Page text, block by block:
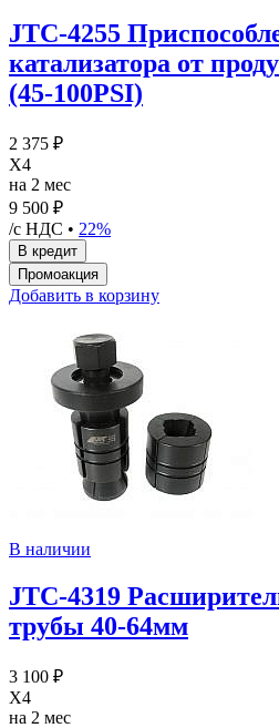
JTC-4255
катализатора от
(45-100PSI)
2 375 ₽
X4
на 2 мес
9 500 ₽
/с НДС • 22%
Добавить в корзину
В наличии
JTC-4319
трубы 40-64мм
3 100 ₽
X4
на 2 мес